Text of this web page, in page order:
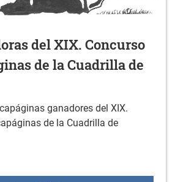
del XIX. Concurso
de la Cuadrilla de
ganadores del XIX.
de la Cuadrilla de